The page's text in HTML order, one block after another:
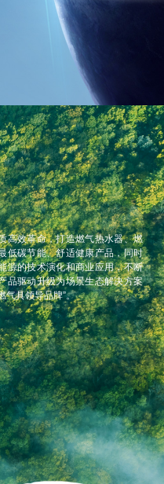
高效革命，打造燃气热水器、燃
低碳节能、舒适健康产品，同时
源的技术演化和商业应用，不断
品驱动升级为场景生态解决方案
气具领导品牌”。